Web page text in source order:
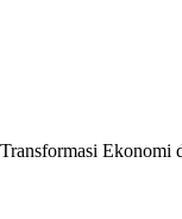
Transformasi Ekonomi